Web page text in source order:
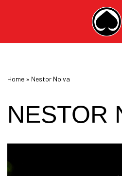
Home » Nestor Noiva
NESTOR